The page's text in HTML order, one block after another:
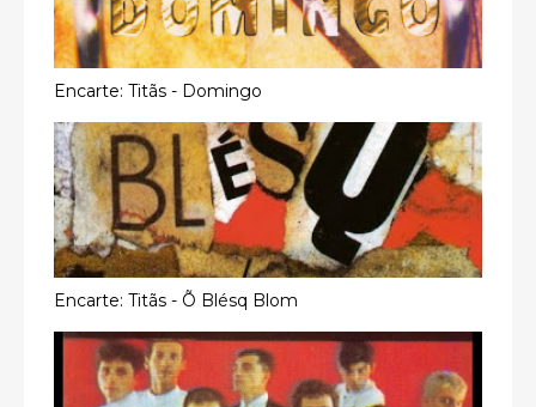
Encarte: Titãs - Domingo
Encarte: Titãs - Õ Blésq Blom